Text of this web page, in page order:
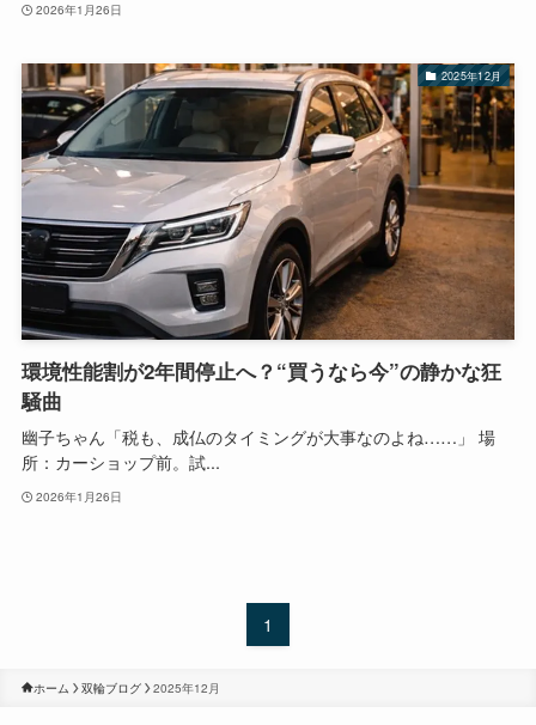
2026年1月26日
2025年12月
環境性能割が2年間停止へ？“買うなら今”の静かな狂
騒曲
幽子ちゃん「税も、成仏のタイミングが大事なのよね……」 場
所：カーショップ前。試...
2026年1月26日
1
ホーム 双輪ブログ 2025年12月